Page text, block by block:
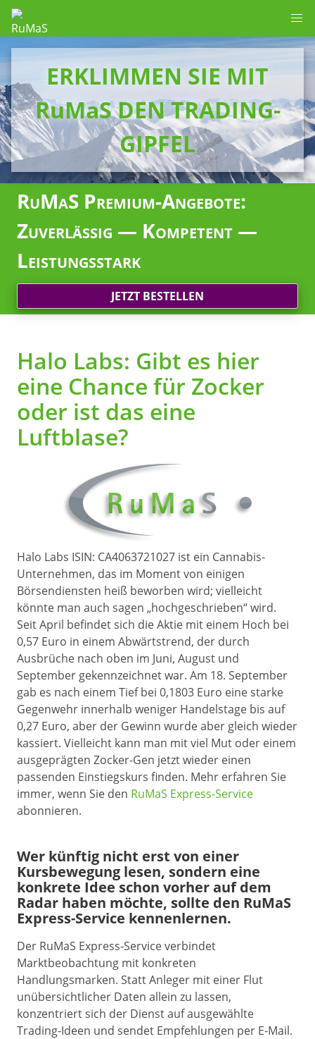
ERKLIMMEN SIE MIT
RuMaS DEN TRADING-
GIPFEL
RuMaS Premium-Angebote:
Zuverlässig — Kompetent —
Leistungsstark
JETZT BESTELLEN
Halo Labs: Gibt es hier
eine Chance für Zocker
oder ist das eine
Luftblase?
Halo Labs ISIN: CA4063721027 ist ein Cannabis-
Unternehmen, das im Moment von einigen
Börsendiensten heiß beworben wird; vielleicht
könnte man auch sagen „hochgeschrieben“ wird.
Seit April befindet sich die Aktie mit einem Hoch bei
0,57 Euro in einem Abwärtstrend, der durch
Ausbrüche nach oben im Juni, August und
September gekennzeichnet war. Am 18. September
gab es nach einem Tief bei 0,1803 Euro eine starke
Gegenwehr innerhalb weniger Handelstage bis auf
0,27 Euro, aber der Gewinn wurde aber gleich wieder
kassiert. Vielleicht kann man mit viel Mut oder einem
ausgeprägten Zocker-Gen jetzt wieder einen
passenden Einstiegskurs finden. Mehr erfahren Sie
immer, wenn Sie den RuMaS Express-Service
abonnieren.
Wer künftig nicht erst von einer
Kursbewegung lesen, sondern eine
konkrete Idee schon vorher auf dem
Radar haben möchte, sollte den RuMaS
Express-Service kennenlernen.
Der RuMaS Express-Service verbindet
Marktbeobachtung mit konkreten
Handlungsmarken. Statt Anleger mit einer Flut
unübersichtlicher Daten allein zu lassen,
konzentriert sich der Dienst auf ausgewählte
Trading-Ideen und sendet Empfehlungen per E-Mail.